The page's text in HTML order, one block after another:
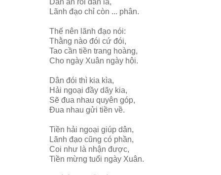
Dân ăn rồi dân ỉa,
Lãnh đạo chỉ còn ... phân.
Thế nên lãnh đạo nói:
Thằng nào đói cứ đói,
Tao cần tiền trang hoàng,
Cho ngày Xuân ngày hội.
Dân đói thì kia kìa,
Hải ngoại đầy dãy kia,
Sẽ đua nhau quyên góp,
Đua nhau gửi tiền về.
Tiền hải ngoại giúp dân,
Lãnh đạo cũng có phần,
Coi như là nhận được,
Tiền mừng tuổi ngày Xuân.